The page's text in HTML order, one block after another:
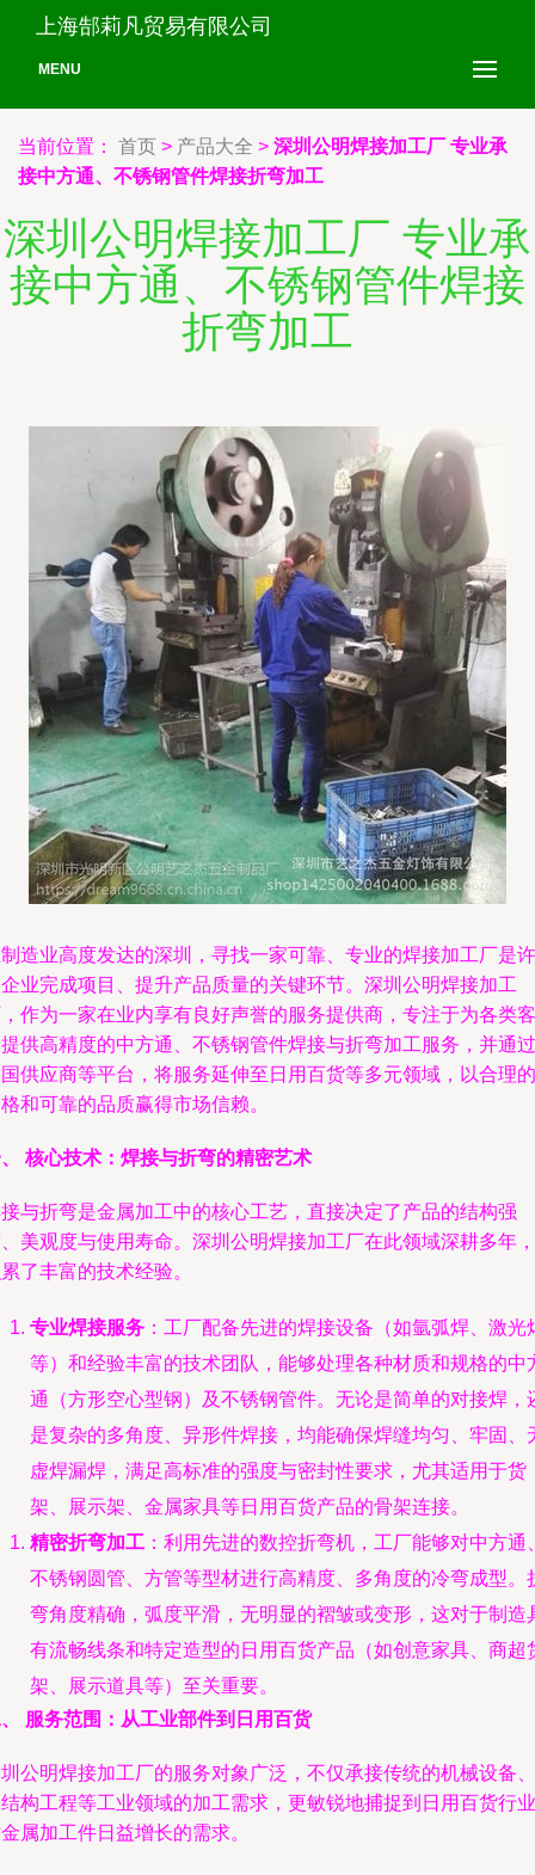
上海郜莉凡贸易有限公司
MENU
当前位置： 首页 > 产品大全 > 深圳公明焊接加工厂 专业承
接中方通、不锈钢管件焊接折弯加工
深圳公明焊接加工厂 专业承
接中方通、不锈钢管件焊接
折弯加工
造业高度发达的深圳，寻找一家可靠、专业的焊接加工厂是许
业完成项目、提升产品质量的关键环节。深圳公明焊接加工
作为一家在业内享有良好声誉的服务提供商，专注于为各类客
供高精度的中方通、不锈钢管件焊接与折弯加工服务，并通过
供应商等平台，将服务延伸至日用百货等多元领域，以合理的
和可靠的品质赢得市场信赖。
核心技术：焊接与折弯的精密艺术
与折弯是金属加工中的核心工艺，直接决定了产品的结构强
美观度与使用寿命。深圳公明焊接加工厂在此领域深耕多年，
了丰富的技术经验。
专业焊接服务 ：工厂配备先进的焊接设备（如氩弧焊、激光
等）和经验丰富的技术团队，能够处理各种材质和规格的中
通（方形空心型钢）及不锈钢管件。无论是简单的对接焊，
是复杂的多角度、异形件焊接，均能确保焊缝均匀、牢固、
虚焊漏焊，满足高标准的强度与密封性要求，尤其适用于货
架、展示架、金属家具等日用百货产品的骨架连接。
精密折弯加工 ：利用先进的数控折弯机，工厂能够对中方通
不锈钢圆管、方管等型材进行高精度、多角度的冷弯成型。
弯角度精确，弧度平滑，无明显的褶皱或变形，这对于制造
有流畅线条和特定造型的日用百货产品（如创意家具、商超
架、展示道具等）至关重要。
服务范围：从工业部件到日用百货
公明焊接加工厂的服务对象广泛，不仅承接传统的机械设备、
构工程等工业领域的加工需求，更敏锐地捕捉到日用百货行业
属加工件日益增长的需求。